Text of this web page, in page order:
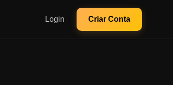
Login Criar Conta